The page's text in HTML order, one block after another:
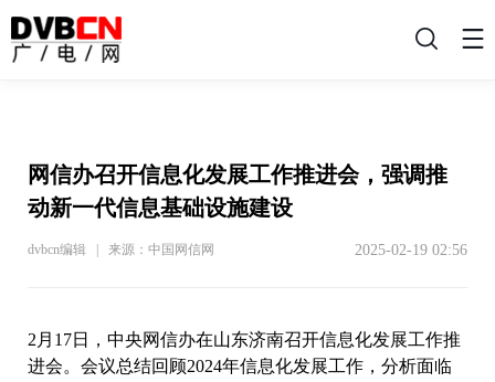
搜
网信办召开信息化发展工作推进会，强调推
动新一代信息基础设施建设
dvbcn编辑 | 来源：中国网信网 2025-02-19 02:56
2月17日，中央网信办在山东济南召开信息化发展工作推
进会。会议总结回顾2024年信息化发展工作，分析面临